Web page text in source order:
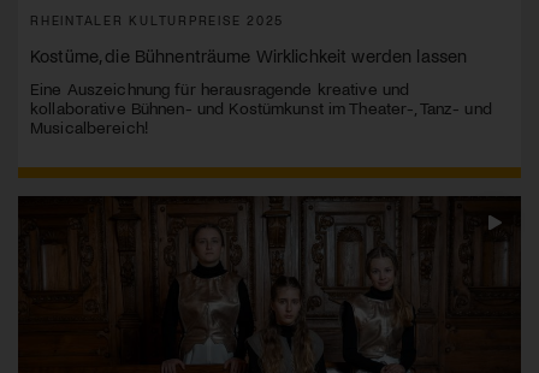
RHEINTALER KULTURPREISE 2025
Kostüme, die Bühnenträume Wirklichkeit werden lassen
Eine Auszeichnung für herausragende kreative und
kollaborative Bühnen- und Kostümkunst im Theater-, Tanz- und
Musicalbereich!